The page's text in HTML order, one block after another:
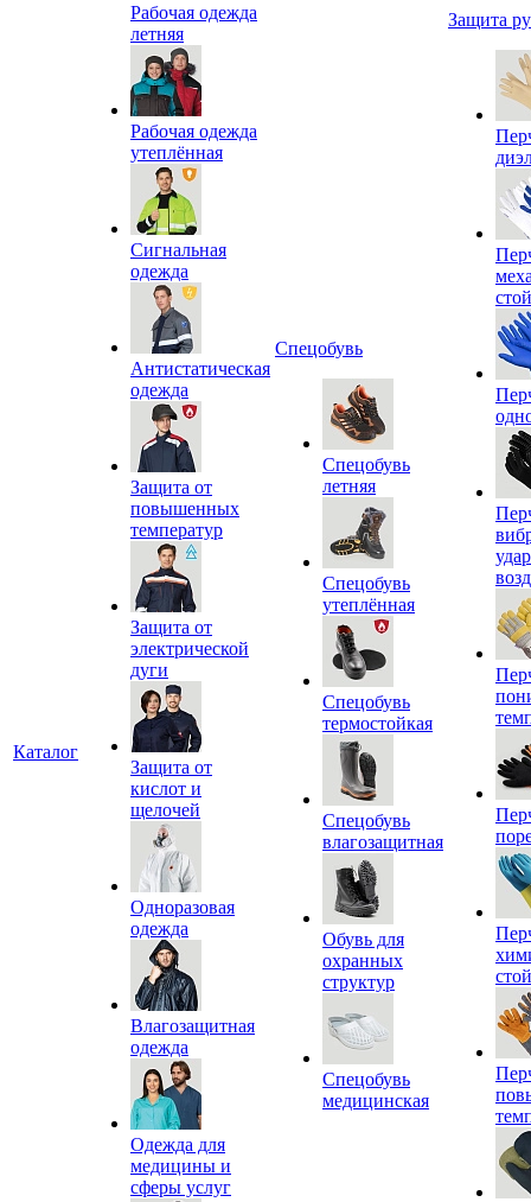
Каталог
Рабочая одежда
летняя
Рабочая одежда
утеплённая
Сигнальная
одежда
Антистатическая
одежда
Защита от
повышенных
температур
Защита от
электрической
дуги
Защита от
кислот и
щелочей
Одноразовая
одежда
Влагозащитная
одежда
Одежда для
медицины и
сферы услуг
Спецобувь
Спецобувь
летняя
Спецобувь
утеплённая
Спецобувь
термостойкая
Спецобувь
влагозащитная
Обувь для
охранных
структур
Спецобувь
медицинская
Защита